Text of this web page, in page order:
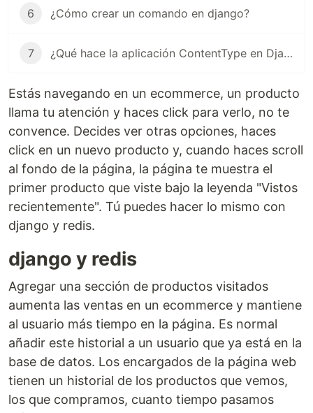
6 ¿Cómo crear un comando en django?
7 ¿Qué hace la aplicación ContentType en Django?
Estás navegando en un ecommerce, un producto
llama tu atención y haces click para verlo, no te
convence. Decides ver otras opciones, haces
click en un nuevo producto y, cuando haces scroll
al fondo de la página, la página te muestra el
primer producto que viste bajo la leyenda "Vistos
recientemente". Tú puedes hacer lo mismo con
django y redis.
django y redis
Agregar una sección de productos visitados
aumenta las ventas en un ecommerce y mantiene
al usuario más tiempo en la página. Es normal
añadir este historial a un usuario que ya está en la
base de datos. Los encargados de la página web
tienen un historial de los productos que vemos,
los que compramos, cuanto tiempo pasamos